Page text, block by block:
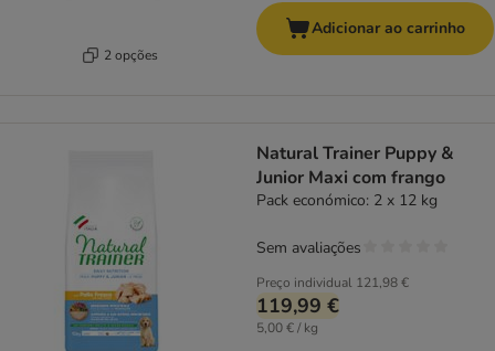
2 opções
Adicionar ao carrinho
Natural Trainer Puppy &
Junior Maxi com frango
Pack económico: 2 x 12 kg
Preço individual 121,98 €
119,99 €
5,00 € / kg
Sem avaliações